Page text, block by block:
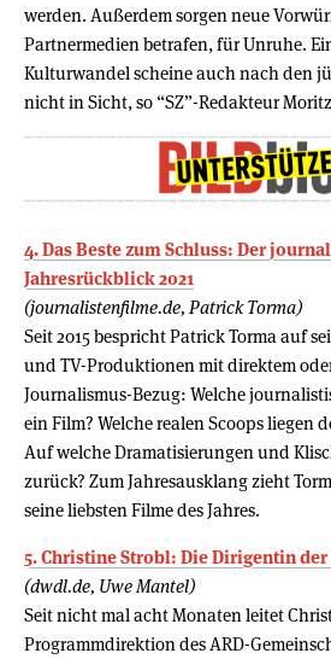
werden. Außerdem sorgen neue
Partnermedien betrafen, für Unruhe.
Kulturwandel scheine auch nach den
nicht in Sicht, so “SZ”-Redakteur
4. Das Beste zum Schluss: Der
Jahresrückblick 2021
(journalistenfilme.de, Patrick Torma)
Seit 2015 bespricht Patrick Torma auf
und TV-Produktionen mit direktem
Journalismus-Bezug: Welche
ein Film? Welche realen Scoops liegen
Auf welche Dramatisierungen und
zurück? Zum Jahresausklang zieht
seine liebsten Filme des Jahres.
5. Christine Strobl: Die Dirigentin
(dwdl.de, Uwe Mantel)
Seit nicht mal acht Monaten leitet
Programmdirektion des ARD-